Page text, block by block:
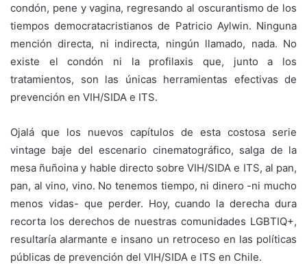
condón, pene y vagina, regresando al oscurantismo de los
tiempos democratacristianos de Patricio Aylwin. Ninguna
mención directa, ni indirecta, ningún llamado, nada. No
existe el condón ni la profilaxis que, junto a los
tratamientos, son las únicas herramientas efectivas de
prevención en VIH/SIDA e ITS.
Ojalá que los nuevos capítulos de esta costosa serie
vintage baje del escenario cinematográfico, salga de la
mesa ñuñoina y hable directo sobre VIH/SIDA e ITS, al pan,
pan, al vino, vino. No tenemos tiempo, ni dinero -ni mucho
menos vidas- que perder. Hoy, cuando la derecha dura
recorta los derechos de nuestras comunidades LGBTIQ+,
resultaría alarmante e insano un retroceso en las políticas
públicas de prevención del VIH/SIDA e ITS en Chile.